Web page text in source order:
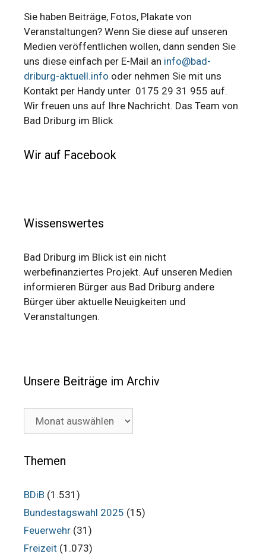
Sie haben Beiträge, Fotos, Plakate von
Veranstaltungen? Wenn Sie diese auf unseren
Medien veröffentlichen wollen, dann senden Sie
uns diese einfach per E-Mail an info@bad-
driburg-aktuell.info oder nehmen Sie mit uns
Kontakt per Handy unter 0175 29 31 955 auf.
Wir freuen uns auf Ihre Nachricht. Das Team von
Bad Driburg im Blick
Wir auf Facebook
Wissenswertes
Bad Driburg im Blick ist ein nicht
werbefinanziertes Projekt. Auf unseren Medien
informieren Bürger aus Bad Driburg andere
Bürger über aktuelle Neuigkeiten und
Veranstaltungen.
Unsere Beiträge im Archiv
Archiv
Themen
BDiB (1.531)
Bundestagswahl 2025 (15)
Feuerwehr (31)
Freizeit (1.073)